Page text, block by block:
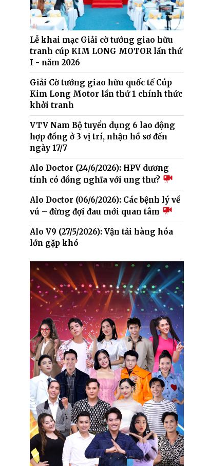
Lễ khai mạc Giải cờ tướng giao hữu
tranh cúp KIM LONG MOTOR lần thứ
I - năm 2026
Giải Cờ tướng giao hữu quốc tế Cúp
Kim Long Motor lần thứ 1 chính thức
khởi tranh
VTV Nam Bộ tuyển dụng 6 lao động
hợp đồng ở 3 vị trí, nhận hồ sơ đến
ngày 17/7
Alo Doctor (24/6/2026): HPV dương
tính có đồng nghĩa với ung thư?
Alo Doctor (06/6/2026): Các bệnh lý về
vú – đừng đợi đau mới quan tâm
Alo V9 (27/5/2026): Vận tải hàng hóa
lớn gặp khó